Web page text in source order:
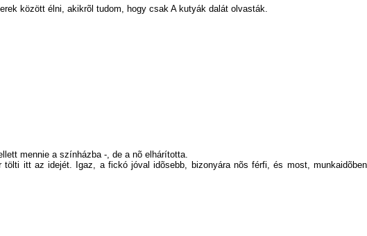
között élni, akikrõl tudom, hogy csak A kutyák dalát olvasták.
mennie a színházba -, de a nõ elhárította.
itt az idejét. Igaz, a fickó jóval idõsebb, bizonyára nõs férfi, és most, munkaidõben